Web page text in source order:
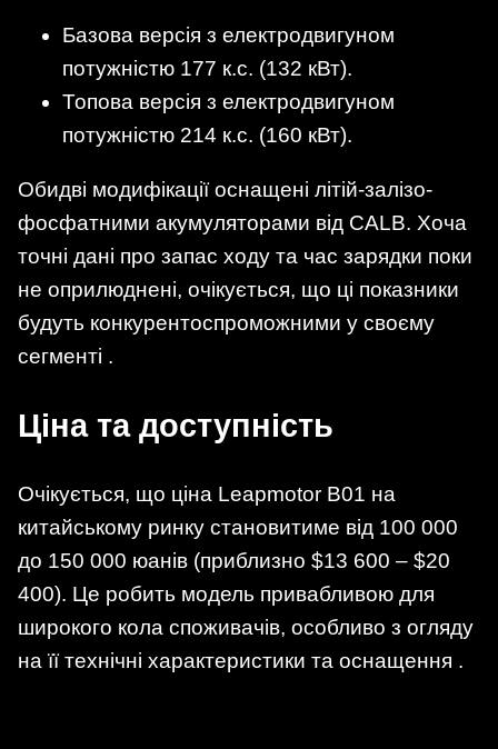
Базова версія з електродвигуном
потужністю 177 к.с. (132 кВт).
Топова версія з електродвигуном
потужністю 214 к.с. (160 кВт).
Обидві модифікації оснащені літій-залізо-
фосфатними акумуляторами від CALB. Хоча
точні дані про запас ходу та час зарядки поки
не оприлюднені, очікується, що ці показники
будуть конкурентоспроможними у своєму
сегменті .
Ціна та доступність
Очікується, що ціна Leapmotor B01 на
китайському ринку становитиме від 100 000
до 150 000 юанів (приблизно $13 600 – $20
400). Це робить модель привабливою для
широкого кола споживачів, особливо з огляду
на її технічні характеристики та оснащення .